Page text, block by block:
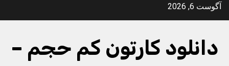
Skipآگوست 6, 2026
دانلود کارتون کم حجم –